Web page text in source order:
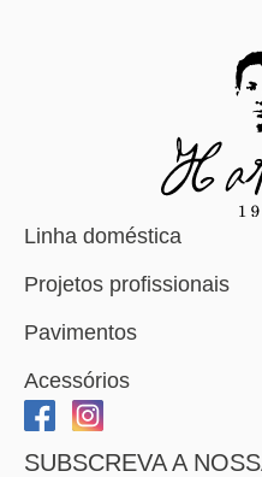
Linha doméstica
Projetos profissionais
Pavimentos
Acessórios
SUBSCREVA A